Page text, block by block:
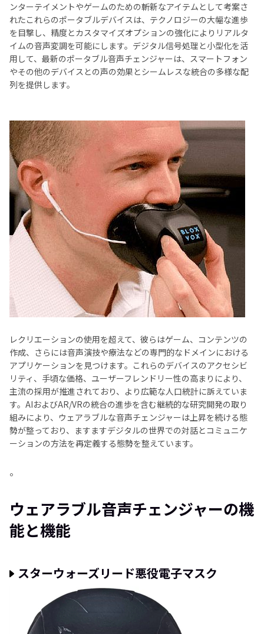
ンターテイメントやゲームのための斬新なアイテムとして考案さ
れたこれらのポータブルデバイスは、テクノロジーの大幅な進歩
を目撃し、精度とカスタマイズオプションの強化によりリアルタ
イムの音声変調を可能にします。デジタル信号処理と小型化を活
用して、最新のポータブル音声チェンジャーは、スマートフォン
やその他のデバイスとの声の効果とシームレスな統合の多様な配
列を提供します。
レクリエーションの使用を超えて、彼らはゲーム、コンテンツの
作成、さらには音声演技や療法などの専門的なドメインにおける
アプリケーションを見つけます。これらのデバイスのアクセシビ
リティ、手頃な価格、ユーザーフレンドリー性の高まりにより、
主流の採用が推進されており、より広範な人口統計に訴えていま
す。AIおよびAR/VRの統合の進歩を含む継続的な研究開発の取り
組みにより、ウェアラブルな音声チェンジャーは上昇を続ける態
勢が整っており、ますますデジタルの世界での対話とコミュニケ
ーションの方法を再定義する態勢を整えています。
。
ウェアラブル音声チェンジャーの機
能と機能
スターウォーズリード悪役電子マスク